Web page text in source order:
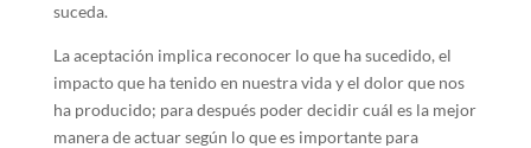
suceda.
La aceptación implica reconocer lo que ha sucedido, el
impacto que ha tenido en nuestra vida y el dolor que nos
ha producido; para después poder decidir cuál es la mejor
manera de actuar según lo que es importante para